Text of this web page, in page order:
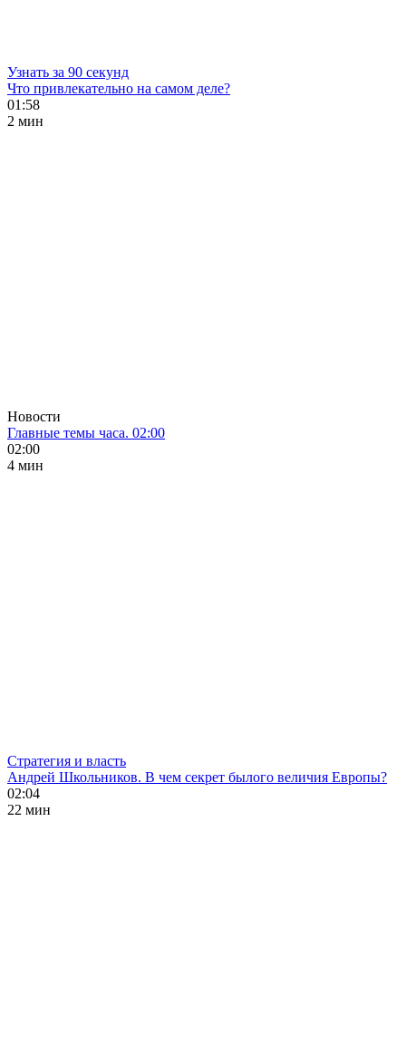
Узнать за 90 секунд
Что привлекательно на самом деле?
01:58
2 мин
Новости
Главные темы часа. 02:00
02:00
4 мин
Стратегия и власть
Андрей Школьников. В чем секрет былого величия Европы?
02:04
22 мин